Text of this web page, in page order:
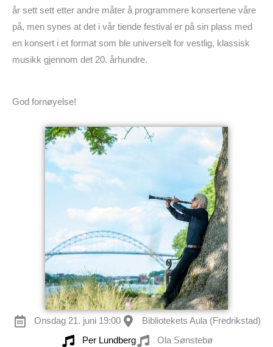
år sett sett etter andre måter å programmere konsertene våre
på, men synes at det i vår tiende festival er på sin plass med
en konsert i et format som ble universelt for vestlig, klassisk
musikk gjennom det 20. århundre.
God fornøyelse!
Onsdag 21. juni 19:00
Bibliotekets Aula (Fredrikstad)
Per Lundberg
Ola Sønstebø